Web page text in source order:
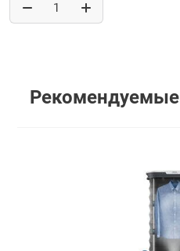
Рекомендуемые